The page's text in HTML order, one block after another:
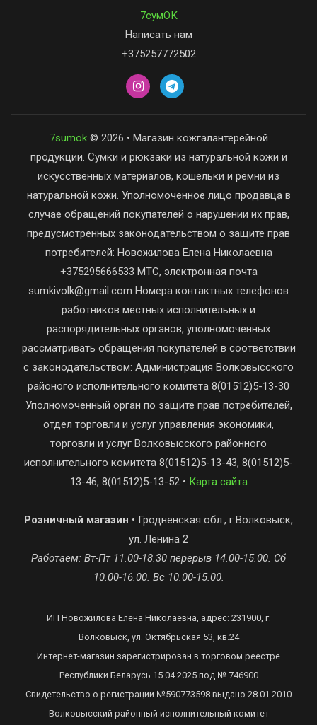
7сумОК
Написать нам
+375257772502
7sumok© 2026 • Магазин кожгалантерейной
продукции. Сумки и рюкзаки из натуральной кожи и
искусственных материалов, кошельки и ремни из
натуральной кожи. Уполномоченное лицо продавца в
случае обращений покупателей о нарушении их прав,
предусмотренных законодательством о защите прав
потребителей: Новожилова Елена Николаевна
+375295666533 МТС, электронная почта
sumkivolk@gmail.com Номера контактных телефонов
работников местных исполнительных и
распорядительных органов, уполномоченных
рассматривать обращения покупателей в соответствии
с законодательством: Администрация Волковысского
районого исполнительного комитета 8(01512)5-13-30
Уполномоченный орган по защите прав потребителей,
отдел торговли и услуг управления экономики,
торговли и услуг Волковысского районного
исполнительного комитета 8(01512)5-13-43, 8(01512)5-
13-46, 8(01512)5-13-52 • Карта сайта
Розничный магазин • Гродненская обл., г.Волковыск,
ул. Ленина 2
Работаем: Вт-Пт 11.00-18.30 перерыв 14.00-15.00. Сб
10.00-16.00. Вс 10.00-15.00.
ИП Новожилова Елена Николаевна, адрес: 231900, г.
Волковыск, ул. Октябрьская 53, кв.24
Интернет-магазин зарегистрирован в торговом реестре
Республики Беларусь 15.04.2025 под № 746900
Свидетельство о регистрации №590773598 выдано 28.01.2010
Волковысский районный исполнительный комитет